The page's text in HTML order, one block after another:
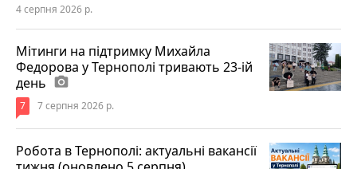
4 серпня 2026 р.
Мітинги на підтримку Михайла
Федорова у Тернополі тривають 23-ій
день photo_camera
7 7 серпня 2026 р.
Робота в Тернополі: актуальні вакансії